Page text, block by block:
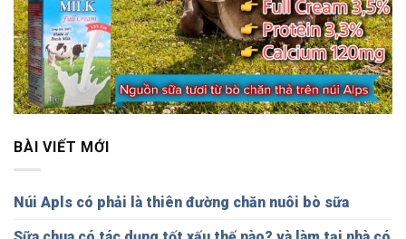
BÀI VIẾT MỚI
Núi Apls có phải là thiên đường chăn nuôi bò sữa